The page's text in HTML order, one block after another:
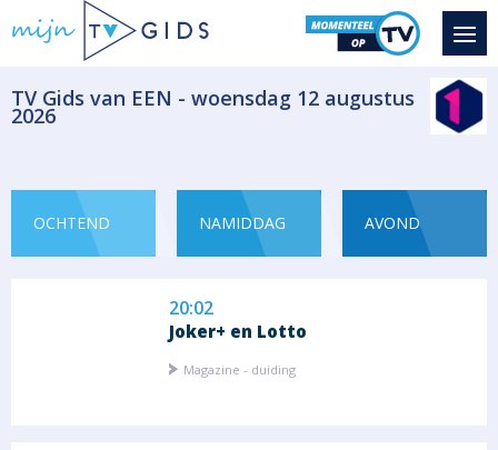
​TV Gids van EEN - woensdag 12 augustus
2026
OCHTEND NAMIDDAG AVOND
Informatief
Seizoen 2025 aflevering
Magazine - duiding
20:02
Joker+ en Lotto
Magazine - duiding